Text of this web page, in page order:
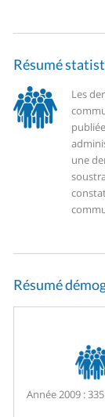
Résumé
Les
une
Résumé
Année 2009 :